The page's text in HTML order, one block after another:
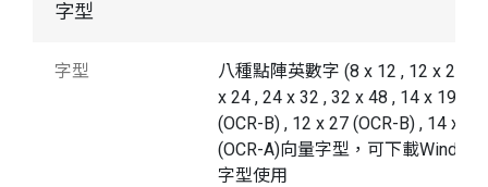
字型
字型
八種點陣英數字 (8 x 12 , 12 x 20 ,
x 24 , 24 x 32 , 32 x 48 , 14 x 19
(OCR-B) , 12 x 27 (OCR-B) , 14 x 25
(OCR-A)向量字型，可下載
字型使用